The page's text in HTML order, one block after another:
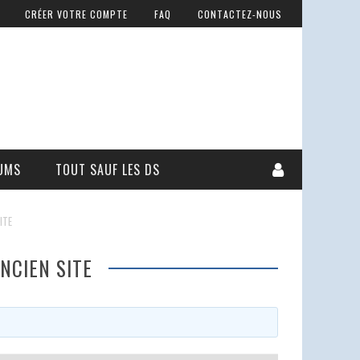
CRÉER VOTRE COMPTE FAQ CONTACTEZ-NOUS
TOUT SAUF LES DS
SITE